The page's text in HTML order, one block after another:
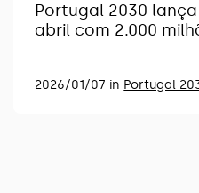
Portugal 2030
abril com 2.000
2026/01/07 in Portugal